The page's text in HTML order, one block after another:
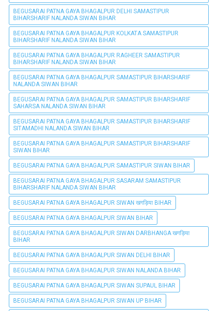
BEGUSARAI PATNA GAYA BHAGALPUR DELHI SAMASTIPUR
BIHARSHARIF NALANDA SIWAN BIHAR
BEGUSARAI PATNA GAYA BHAGALPUR KOLKATA SAMASTIPUR
BIHARSHARIF NALANDA SIWAN BIHAR
BEGUSARAI PATNA GAYA BHAGALPUR RAGHEER SAMASTIPUR
BIHARSHARIF NALANDA SIWAN BIHAR
BEGUSARAI PATNA GAYA BHAGALPUR SAMASTIPUR BIHARSHARIF
NALANDA SIWAN BIHAR
BEGUSARAI PATNA GAYA BHAGALPUR SAMASTIPUR BIHARSHARIF
SAHARSA NALANDA SIWAN BIHAR
BEGUSARAI PATNA GAYA BHAGALPUR SAMASTIPUR BIHARSHARIF
SITAMADHI NALANDA SIWAN BIHAR
BEGUSARAI PATNA GAYA BHAGALPUR SAMASTIPUR BIHARSHARIF
SIWAN BIHAR
BEGUSARAI PATNA GAYA BHAGALPUR SAMASTIPUR SIWAN BIHAR
BEGUSARAI PATNA GAYA BHAGALPUR SASARAM SAMASTIPUR
BIHARSHARIF NALANDA SIWAN BIHAR
BEGUSARAI PATNA GAYA BHAGALPUR SIWAN खगड़िया BIHAR
BEGUSARAI PATNA GAYA BHAGALPUR SIWAN BIHAR
BEGUSARAI PATNA GAYA BHAGALPUR SIWAN DARBHANGA खगड़िया
BIHAR
BEGUSARAI PATNA GAYA BHAGALPUR SIWAN DELHI BIHAR
BEGUSARAI PATNA GAYA BHAGALPUR SIWAN NALANDA BIHAR
BEGUSARAI PATNA GAYA BHAGALPUR SIWAN SUPAUL BIHAR
BEGUSARAI PATNA GAYA BHAGALPUR SIWAN UP BIHAR